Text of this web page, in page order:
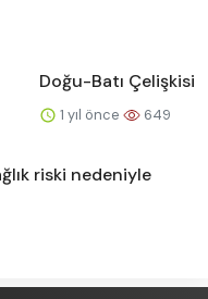
Doğu-Batı Çelişkisi
1 yıl önce 649
riski nedeniyle